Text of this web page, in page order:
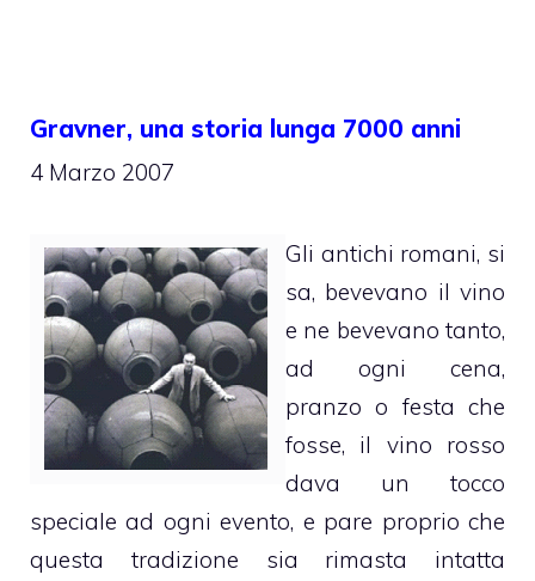
Gravner, una storia lunga 7000 anni
4 Marzo 2007
Gli antichi romani, si
sa, bevevano il vino
e ne bevevano tanto,
ad ogni cena,
pranzo o festa che
fosse, il vino rosso
dava un tocco
speciale ad ogni evento, e pare proprio che
questa tradizione sia rimasta intatta